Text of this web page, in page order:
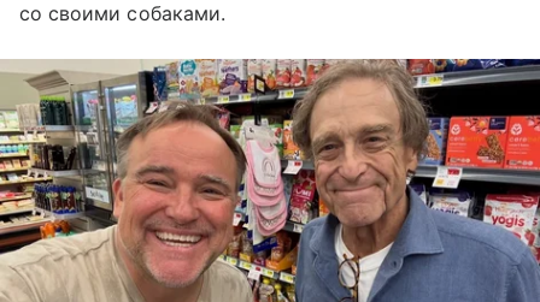
со своими собаками.